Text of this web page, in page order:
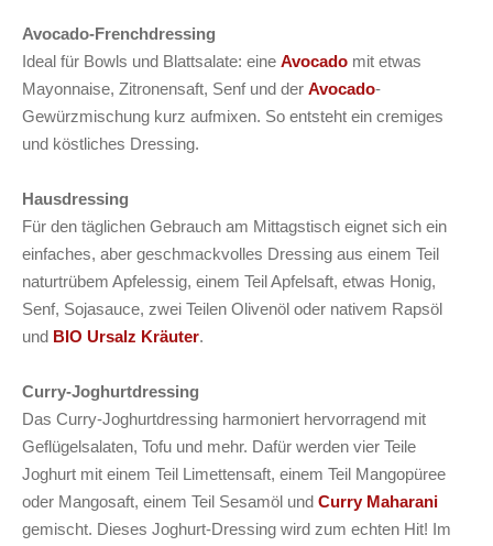
Avocado-Frenchdressing
Ideal für Bowls und Blattsalate: eine Avocado mit etwas
Mayonnaise, Zitronensaft, Senf und der Avocado-
Gewürzmischung kurz aufmixen. So entsteht ein cremiges
und köstliches Dressing.
Hausdressing
Für den täglichen Gebrauch am Mittagstisch eignet sich ein
einfaches, aber geschmackvolles Dressing aus einem Teil
naturtrübem Apfelessig, einem Teil Apfelsaft, etwas Honig,
Senf, Sojasauce, zwei Teilen Olivenöl oder nativem Rapsöl
und BIO Ursalz Kräuter.
Curry-Joghurtdressing
Das Curry-Joghurtdressing harmoniert hervorragend mit
Geflügelsalaten, Tofu und mehr. Dafür werden vier Teile
Joghurt mit einem Teil Limettensaft, einem Teil Mangopüree
oder Mangosaft, einem Teil Sesamöl und Curry Maharani
gemischt. Dieses Joghurt-Dressing wird zum echten Hit! Im